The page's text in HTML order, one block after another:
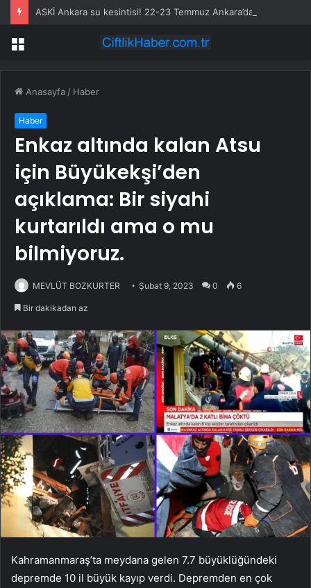
Menü
Anasayfa / Haber
Haber
Enkaz altında kalan Atsu
için Büyükekşi’den
açıklama: Bir siyahi
kurtarıldı ama o mu
bilmiyoruz.
MEVLÜT BOZKURTER Şubat 9, 2023 0 6
Bir dakikadan az
Kahramanmaraş’ta meydana gelen 7.7 büyüklüğündeki
depremde 10 il büyük kayıp verdi. Depremden en çok